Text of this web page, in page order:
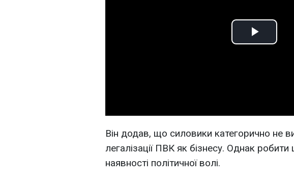
Play
Він додав, що силовики категорично не
легалізації ПВК як бізнесу. Однак
наявності політичної волі.